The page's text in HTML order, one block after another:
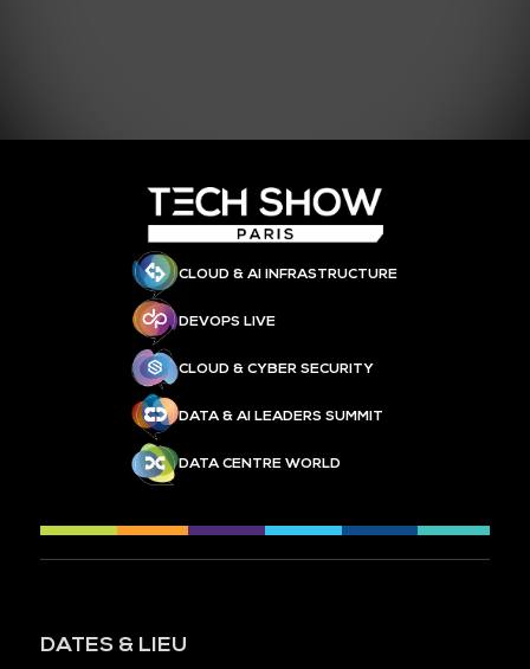
CLOUD & AI INFRASTRUCTURE
DEVOPS LIVE
CLOUD & CYBER SECURITY
DATA & AI LEADERS SUMMIT
DATA CENTRE WORLD
DATES & LIEU